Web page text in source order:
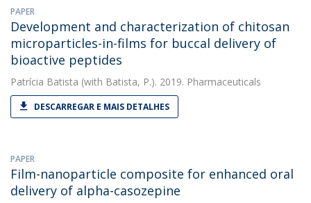
PAPER
Development and characterization of chitosan
microparticles-in-films for buccal delivery of
bioactive peptides
Patrícia Batista (with Batista, P.). 2019. Pharmaceuticals
DESCARREGAR E MAIS DETALHES
PAPER
Film-nanoparticle composite for enhanced oral
delivery of alpha-casozepine